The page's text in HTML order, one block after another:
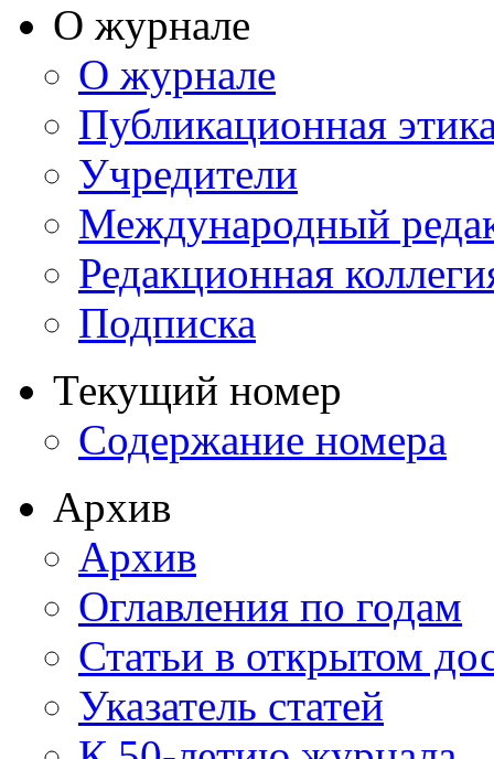
О журнале
О журнале
Публикационная
Учредители
Международный
Редакционная
Подписка
Текущий номер
Содержание номера
Архив
Архив
Оглавления по годам
Статьи в открытом
Указатель статей